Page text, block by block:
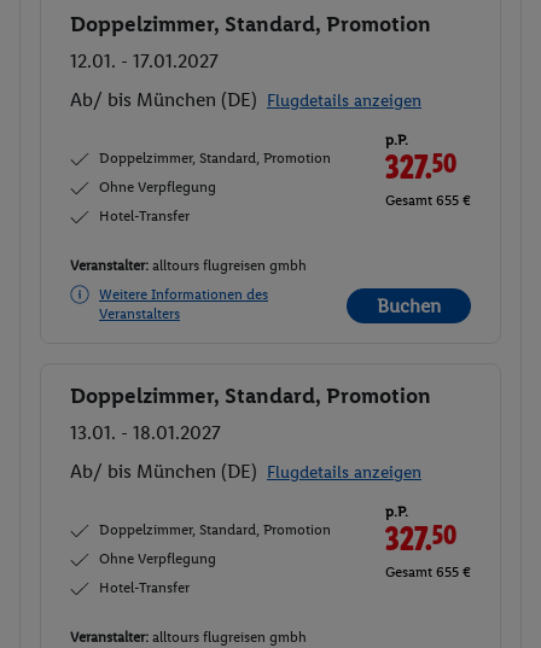
Buchen
Doppelzimmer, Standard, Promotion
12.01. - 17.01.2027
Ab/ bis München (DE) Flugdetails anzeigen
Doppelzimmer, Standard, Promotion
Ohne Verpflegung
Hotel-Transfer
p.P.
327.50
Gesamt 655 €
Veranstalter: alltours flugreisen gmbh
Weitere Informationen des
Veranstalters
Buchen
Buchen
Doppelzimmer, Standard, Promotion
13.01. - 18.01.2027
Ab/ bis München (DE) Flugdetails anzeigen
Doppelzimmer, Standard, Promotion
Ohne Verpflegung
Hotel-Transfer
p.P.
327.50
Gesamt 655 €
Veranstalter: alltours flugreisen gmbh